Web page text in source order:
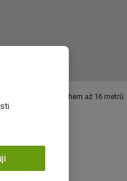
MP 16 s dosahem až 16 metrů